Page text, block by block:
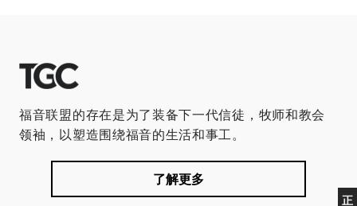
正
福音联盟的存在是为了装备下一代信徒，牧师和教会
领袖，以塑造围绕福音的生活和事工。
了解更多